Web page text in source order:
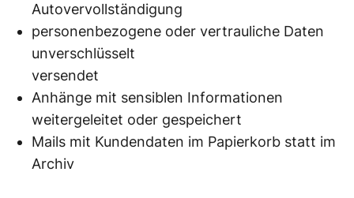
Autovervollständigung
personenbezogene oder vertrauliche Daten
unverschlüsselt
versendet
Anhänge mit sensiblen Informationen
weitergeleitet oder gespeichert
Mails mit Kundendaten im Papierkorb statt im
Archiv